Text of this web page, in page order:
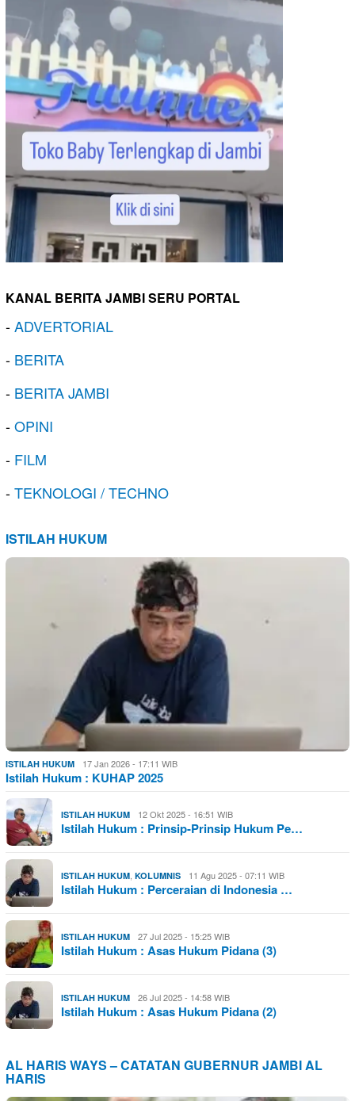
KANAL BERITA JAMBI SERU PORTAL
-ADVERTORIAL
- BERITA
- BERITA JAMBI
-OPINI
- FILM
-TEKNOLOGI / TECHNO
ISTILAH HUKUM
ISTILAH HUKUM 17 Jan 2026 - 17:11 WIB
Istilah Hukum : KUHAP 2025
ISTILAH HUKUM 12 Okt 2025 - 16:51 WIB
Istilah Hukum : Prinsip-Prinsip Hukum Pe…
ISTILAH HUKUM, KOLUMNIS 11 Agu 2025 - 07:11 WIB
Istilah Hukum : Perceraian di Indonesia …
ISTILAH HUKUM 27 Jul 2025 - 15:25 WIB
Istilah Hukum : Asas Hukum Pidana (3)
ISTILAH HUKUM 26 Jul 2025 - 14:58 WIB
Istilah Hukum : Asas Hukum Pidana (2)
AL HARIS WAYS – CATATAN GUBERNUR JAMBI AL
HARIS